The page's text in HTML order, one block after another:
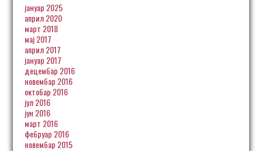
јануар 2025
април 2020
март 2018
мај 2017
април 2017
јануар 2017
децембар 2016
новембар 2016
октобар 2016
јул 2016
јун 2016
март 2016
фебруар 2016
новембар 2015